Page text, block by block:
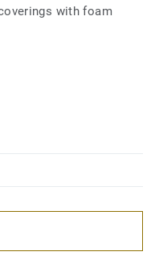
with foam